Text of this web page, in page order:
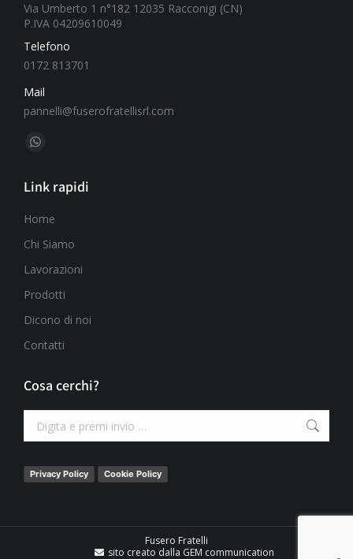
Via Umberto 1 n°182 12035 Racconigi (CN)
P.IVA 04209610049
Telefono
0172 813701
Mail
pannelli@fuserofratellisrl.com
Ci puoi trovare su:
Link rapidi
Home
Chi Siamo
Lavorazioni
Prodotti
Dicono di noi
Contatti
Cosa cerchi?
Privacy Policy Cookie Policy
Fusero Fratelli
sito creato dalla GEM communication